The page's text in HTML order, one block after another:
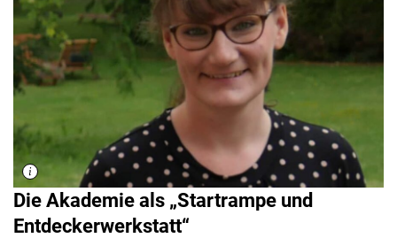
Die Akademie als „Startrampe und
Entdeckerwerkstatt“